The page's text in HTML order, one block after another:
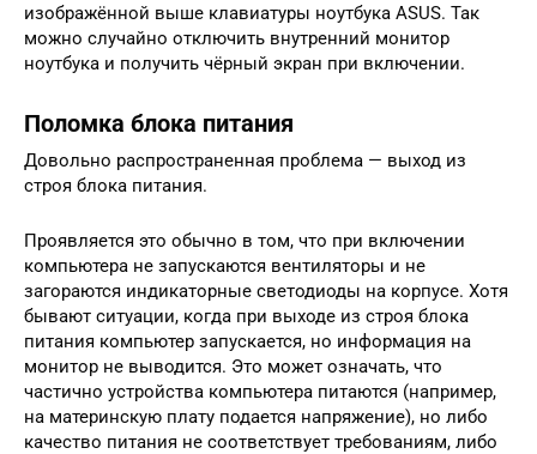
изображённой выше клавиатуры ноутбука ASUS. Так
можно случайно отключить внутренний монитор
ноутбука и получить чёрный экран при включении.
Поломка блока питания
Довольно распространенная проблема — выход из
строя блока питания.
Проявляется это обычно в том, что при включении
компьютера не запускаются вентиляторы и не
загораются индикаторные светодиоды на корпусе. Хотя
бывают ситуации, когда при выходе из строя блока
питания компьютер запускается, но информация на
монитор не выводится. Это может означать, что
частично устройства компьютера питаются (например,
на материнскую плату подается напряжение), но либо
качество питания не соответствует требованиям, либо